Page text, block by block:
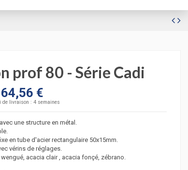
prof 80 - Série Cadi
€
de livraison : 4 semaines
une structure en métal.
en tube d'acier rectangulaire 50x15mm.
vérins de réglages.
acacia clair , acacia fonçé, zébrano.